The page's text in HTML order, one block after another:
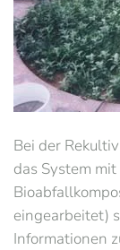
Bei der
das System
eingearbeitet)
Informationen